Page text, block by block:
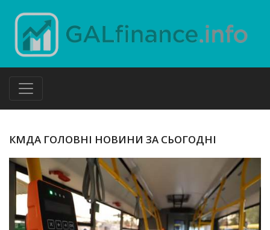
КМДА ГОЛОВНІ НОВИНИ ЗА СЬОГОДНІ